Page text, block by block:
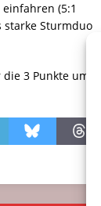
(5:1
starke Sturmduo
3 Punkte um